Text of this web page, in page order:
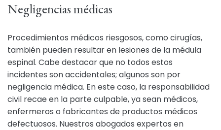
Negligencias médicas
Procedimientos médicos riesgosos, como cirugías,
también pueden resultar en lesiones de la médula
espinal. Cabe destacar que no todos estos
incidentes son accidentales; algunos son por
negligencia médica. En este caso, la responsabilidad
civil recae en la parte culpable, ya sean médicos,
enfermeros o fabricantes de productos médicos
defectuosos. Nuestros abogados expertos en